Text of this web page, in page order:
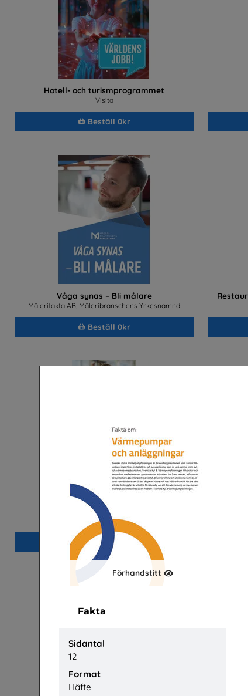
Förhandstitt
Fakta
Sidantal
12
Format
Häfte
Hotell- och turismprogrammet
Visita
Beställ 0kr
Våga synas – Bli målare
Målerifakta AB, Måleribranschens Yrkesnämnd
Beställ 0kr
Bli golvläggare
GBR Service AB
Beställ 0kr